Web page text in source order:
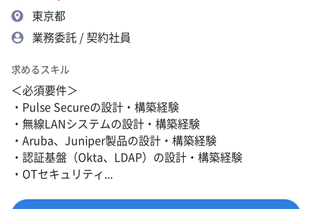
東京都
業務委託 / 契約社員
求めるスキル
＜必須要件＞
・Pulse Secureの設計・構築経験
・無線LANシステムの設計・構築経験
・Aruba、Juniper製品の設計・構築経験
・認証基盤（Okta、LDAP）の設計・構築経験
・OTセキュリティ...